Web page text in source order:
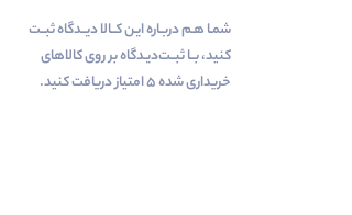
شمـا هـم دربـاره ایـن کــالا دیــدگاه ثبــت
کنید، بــا ثبــت‌دیـدگاه بر روی کالاهای
خریداری شده ۵ امتیاز دریافت کنید.